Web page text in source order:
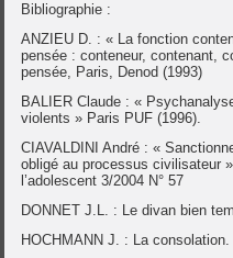
Bibliographie :
ANZIEU D. : « La fonction
pensée : conteneur, contenant,
pensée, Paris, Denod (1993)
BALIER Claude : «
violents » Paris PUF (1996).
CIAVALDINI André : «
obligé au processus civilisateur
l’adolescent 3/2004 N° 57
DONNET J.L. : Le divan bien
HOCHMANN J. : La